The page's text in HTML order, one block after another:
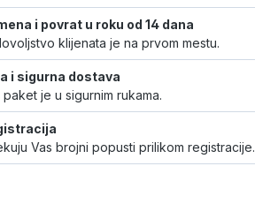
i povrat u roku od 14 dana
klijenata je na prvom mestu.
i sigurna dostava
paket je u sigurnim rukama.
Vas brojni popusti prilikom registracije.